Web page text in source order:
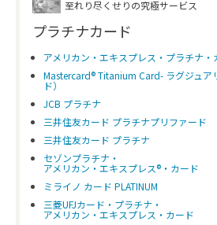
至れり尽くせりの究極サービス
プラチナカード
アメリカン・エキスプレス・プラチナ・
Mastercard® Titanium Card- ラグジュア
ド）
JCB プラチナ
三井住友カード プラチナプリファード
三井住友カード プラチナ
セゾンプラチナ・
アメリカン・エキスプレス®・カード
ミライノ カード PLATINUM
三菱UFJカード・プラチナ・
アメリカン・エキスプレス・カード